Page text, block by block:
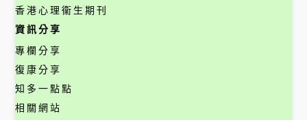
香港心理衞生期刊
資訊分享
專欄分享
復康分享
知多一點點
相關網站